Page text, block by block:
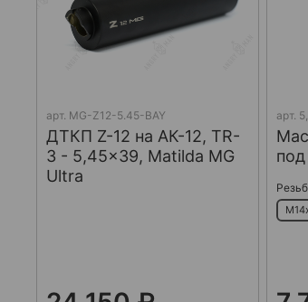
арт. MG-Z12-5.45-BAY
ДТКП Z-12 на АК-12, TR-
3 - 5,45x39, Matilda MG
Ultra
арт.